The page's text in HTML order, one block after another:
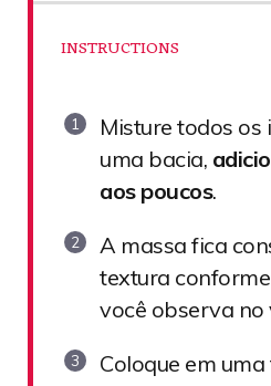
INSTRUCTIONS
Misture todos os
uma bacia,
aos poucos.
A massa fica
textura
você observa no
Coloque em